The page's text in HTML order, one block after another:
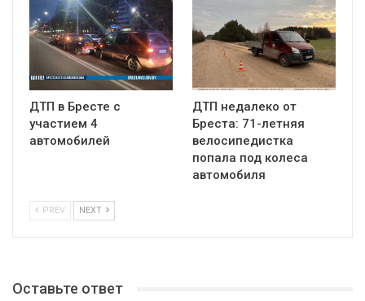
ДТП в Бресте с
участием 4
автомобилей
ДТП недалеко от
Бреста: 71-летняя
велосипедистка
попала под колеса
автомобиля
PREV NEXT
Оставьте ответ